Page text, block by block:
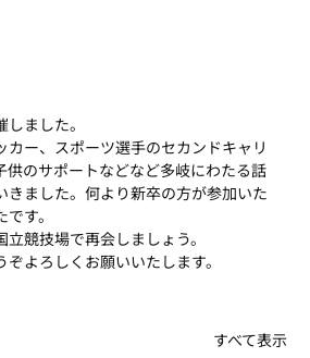
ました。
カー、スポーツ選手のセカンドキャリ
供のサポートなどなど多岐にわたる話
きました。何より新卒の方が参加いた
す。
競技場で再会しましょう。
よろしくお願いいたします。
すべて表示